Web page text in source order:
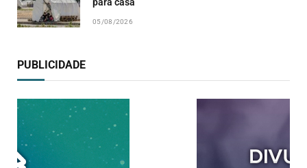
para casa
05/08/2026
PUBLICIDADE